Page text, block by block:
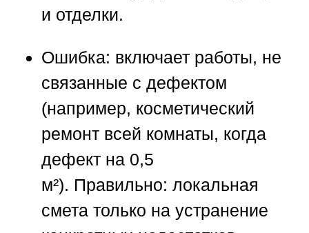
и отделки.
Ошибка: включает работы, не
связанные с дефектом
(например, косметический
ремонт всей комнаты, когда
дефект на 0,5
м²). Правильно: локальная
смета только на устранение